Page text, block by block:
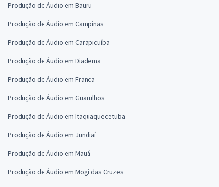
Produção de Áudio em Bauru
Produção de Áudio em Campinas
Produção de Áudio em Carapicuíba
Produção de Áudio em Diadema
Produção de Áudio em Franca
Produção de Áudio em Guarulhos
Produção de Áudio em Itaquaquecetuba
Produção de Áudio em Jundiaí
Produção de Áudio em Mauá
Produção de Áudio em Mogi das Cruzes